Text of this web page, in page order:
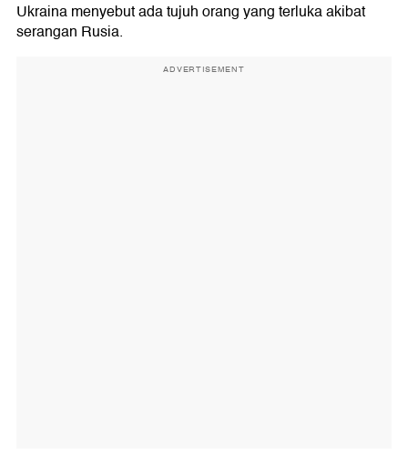
Ukraina menyebut ada tujuh orang yang terluka akibat
serangan Rusia.
ADVERTISEMENT